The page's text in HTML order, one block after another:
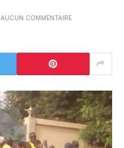
AUCUN COMMENTAIRE